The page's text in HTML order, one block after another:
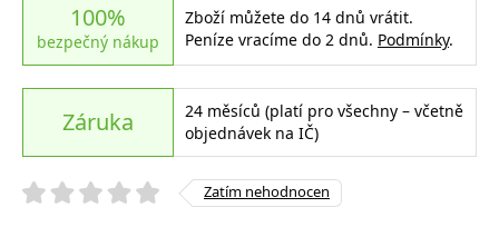
100%
bezpečný nákup
Zboží můžete do 14 dnů vrátit.
Peníze vracíme do 2 dnů. Podmínky.
Záruka
24 měsíců (platí pro všechny – včetně
objednávek na IČ)
Zatím nehodnocen